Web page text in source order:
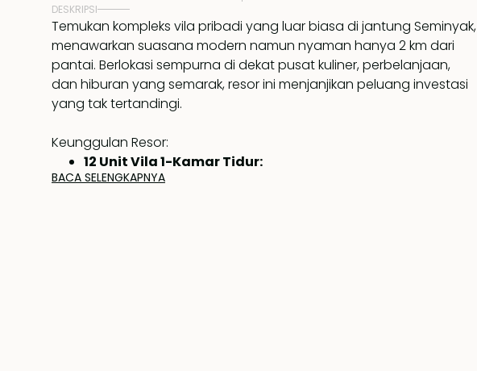
DESKRIPSI
Temukan kompleks vila pribadi yang luar biasa di jantung Seminyak,
menawarkan suasana modern namun nyaman hanya 2 km dari
pantai. Berlokasi sempurna di dekat pusat kuliner, perbelanjaan,
dan hiburan yang semarak, resor ini menjanjikan peluang investasi
yang tak tertandingi.
Keunggulan Resor:
12 Unit Vila 1-Kamar Tidur:
Setiap vila seluas 105 m², ideal untuk pasangan atau mereka
BACA SELENGKAPNYA